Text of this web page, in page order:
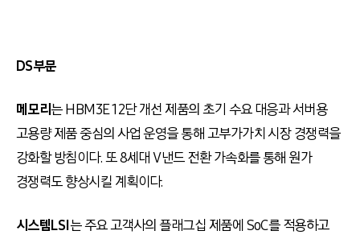
DS부문
메모리는 HBM3E 12단 개선 제품의 초기 수요 대응과 서버용
고용량 제품 중심의 사업 운영을 통해 고부가가치 시장 경쟁력을
강화할 방침이다. 또 8세대 V낸드 전환 가속화를 통해 원가
경쟁력도 향상시킬 계획이다.
시스템LSI는 주요 고객사의 플래그십 제품에 SoC를 적용하고